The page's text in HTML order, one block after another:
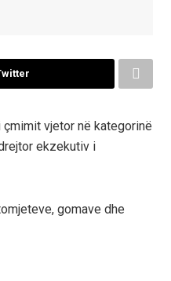
vjetor në kategorinë
ekzekutiv i
gomave dhe